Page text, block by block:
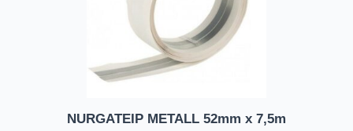
NURGATEIP METALL 52mm x 7,5m